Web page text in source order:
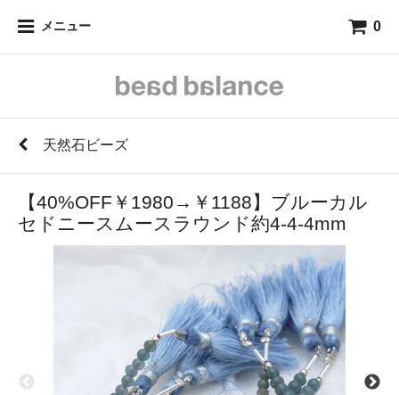
メニュー 0
天然石ビーズ
【40%OFF￥1980→￥1188】ブルーカル
セドニースムースラウンド約4-4-4mm